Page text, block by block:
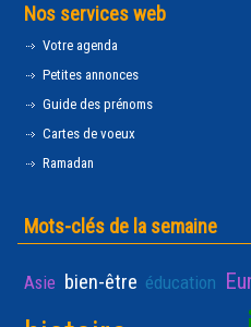
Nos services web
Votre agenda
Petites annonces
Guide des prénoms
Cartes de voeux
Ramadan
Mots-clés de la semaine
Asie bien-être éducation